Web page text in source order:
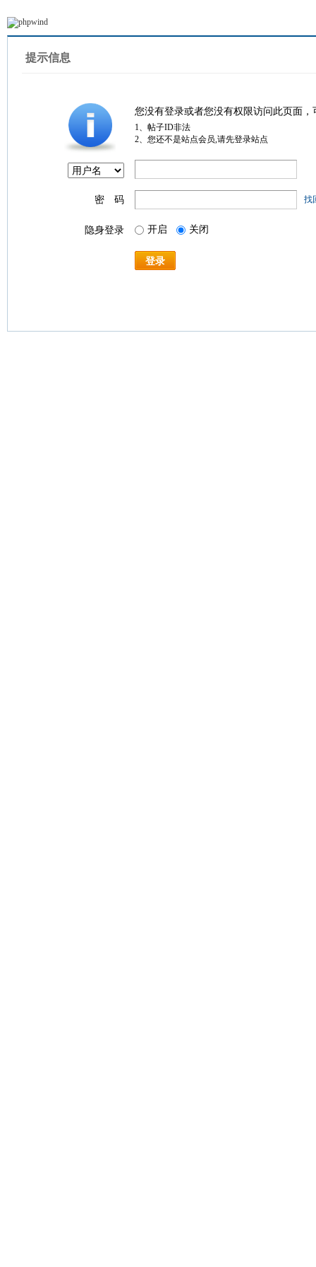
提示信息
您没有登录或者您没有权限访问此页面
1、帖子ID非法
2、您还不是站点会员,请先登录站点
密 码 找
隐身登录 开启 关闭
登录